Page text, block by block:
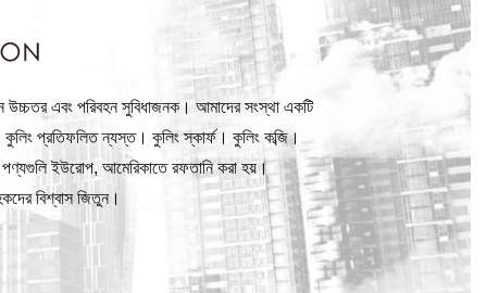
উচ্চতর এবং পরিবহন সুবিধাজনক। আমাদের সংস্থা একটি
কুলিং প্রতিফলিত ন্যস্ত। কুলিং স্কার্ফ। কুলিং কব্জি।
পণ্যগুলি ইউরোপ, আমেরিকাতে রফতানি করা হয়।
বিশ্বাস জিতুন।